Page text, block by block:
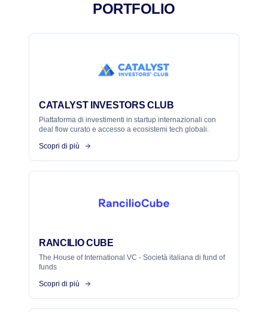
PORTFOLIO
CATALYST INVESTORS CLUB
Piattaforma di investimenti in startup internazionali con
deal flow curato e accesso a ecosistemi tech globali.
Scopri di più
RANCILIO CUBE
The House of International VC - Società italiana di fund of
funds
Scopri di più